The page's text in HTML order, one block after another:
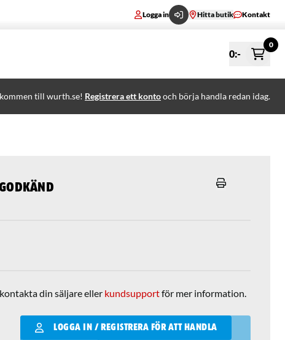
Logga in Hitta butik Kontakt
0:-
0
till wurth.se! Registrera ett kontooch börja handla redan idag.
din säljare eller kundsupportför mer information.
LOGGA IN / REGISTRERA FÖR ATT HANDLA
Qantity
LÄGG I VARUKORGEN